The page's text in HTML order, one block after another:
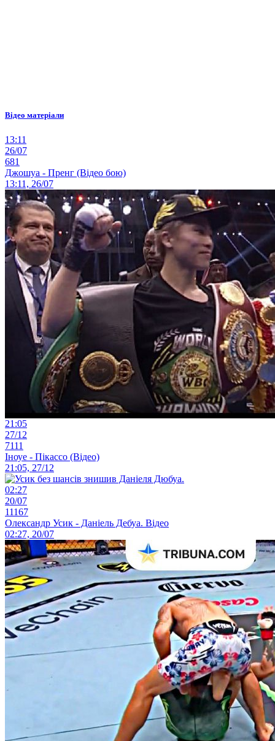
Відео матеріали
13:11
26/07
681
Джошуа - Пренг (Відео бою)
13:11, 26/07
21:05
27/12
7111
Іноуе - Пікассо (Відео)
21:05, 27/12
02:27
20/07
11167
Олександр Усик - Даніель Дебуа. Відео
02:27, 20/07